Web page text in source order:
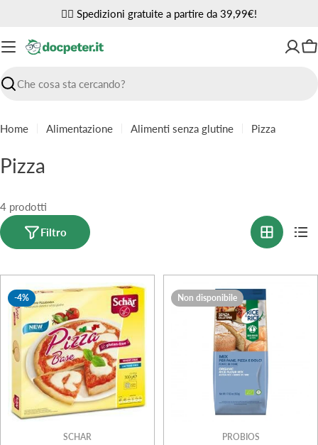
contenuto
✌🏼 Spedizioni gratuite a partire da 39,99€!
Ricerca
Home Alimentazione Alimenti senza glutine Pizza
C
l
l
z
Pizza
4 prodotti
Filtro
-4%
SCHAR
Non disponibile
PROBIOS